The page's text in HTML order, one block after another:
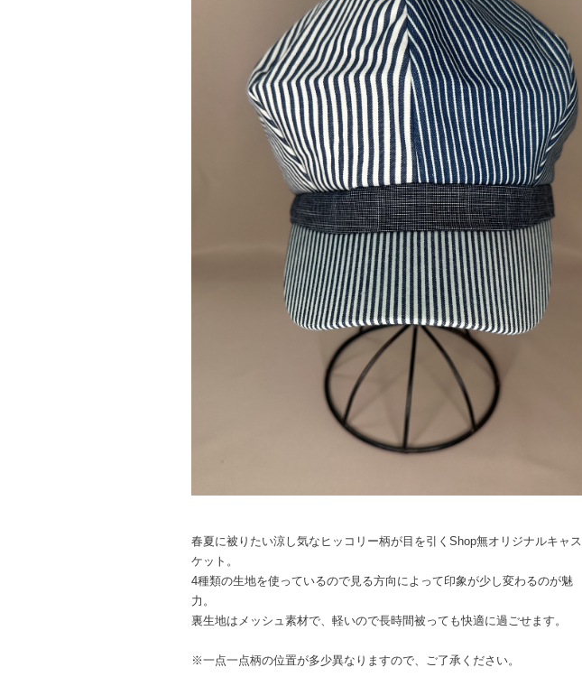
春夏に被りたい涼し気なヒッコリー柄が目を引くShop無オリジナルキャス
ケット。
4種類の生地を使っているので見る方向によって印象が少し変わるのが魅
力。
裏生地はメッシュ素材で、軽いので長時間被っても快適に過ごせます。
※一点一点柄の位置が多少異なりますので、ご了承ください。